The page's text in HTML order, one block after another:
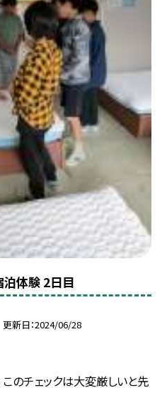
泊体験 2日目
更新日 2024/06/28
のチェックは大変厳しいと先